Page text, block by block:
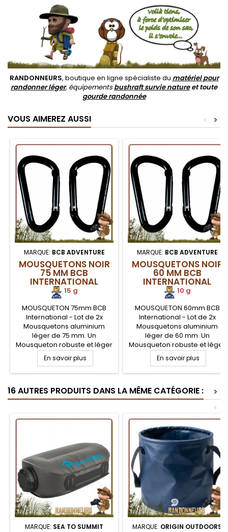
RANDONNEURS, boutique en ligne spécialiste du matériel pour
randonner léger, équipementsbushraft survie natureet toute
gourde randonnée
VOUS AIMEREZ AUSSI >
<
MARQUE: BCB ADVENTURE
MOUSQUETONS NOIR
75 MM BCB
INTERNATIONAL
15 g
MOUSQUETON 75mm BCB
International - Lot de 2x
Mousquetons aluminium
léger de 75 mm. Un
Mousqueton robuste et léger
pour tout crocheter sur votre
sac à dos, trousseau de clé...
ou assurer le haubanage de
indispensable de votre
matériel de randonnée,
En savoir plus
MARQUE: BCB ADVENTURE
MOUSQUETONS NOIR
60 MM BCB
INTERNATIONAL
10 g
MOUSQUETON 60mm BCB
International - Lot de 2x
Mousquetons aluminium
léger de 60 mm. Un
Mousqueton robuste et léger
pour tout crocheter sur votre
sac à dos, trousseau de clé...
ou assurer le haubanage de
indispensable de votre
matériel de randonnée,
En savoir plus
16 AUTRES PRODUITS DANS LA MÊME CATÉGORIE :
>
<
MARQUE: SEA TO SUMMIT MARQUE: ORIGIN OUTDOORS